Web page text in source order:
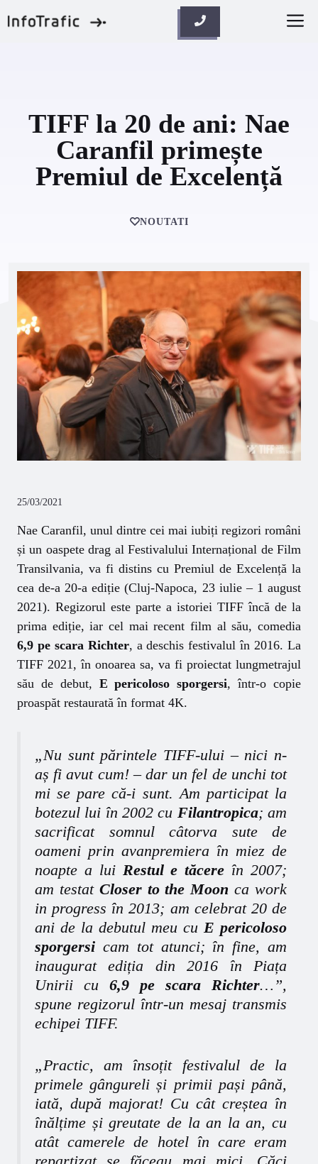
to
TIFF la 20 de ani: Nae
Caranfil primește
Premiul de Excelență
NOUTATI
25/03/2021
Nae Caranfil, unul dintre cei mai iubiți regizori români
și un oaspete drag al Festivalului Internațional de Film
Transilvania, va fi distins cu Premiul de Excelență la
cea de-a 20-a ediție (Cluj-Napoca, 23 iulie – 1 august
2021). Regizorul este parte a istoriei TIFF încă de la
prima ediție, iar cel mai recent film al său, comedia
6,9 pe scara Richter, a deschis festivalul în 2016. La
TIFF 2021, în onoarea sa, va fi proiectat lungmetrajul
său de debut, E pericoloso sporgersi, într-o copie
proaspăt restaurată în format 4K.
„ Nu sunt părintele TIFF-ului – nici n-
aș fi avut cum! – dar un fel de unchi tot
mi se pare că-i sunt. Am participat la
botezul lui în 2002 cu Filantropica; am
sacrificat somnul câtorva sute de
oameni prin avanpremiera în miez de
noapte a lui Restul e tăcere în 2007;
am testat Closer to the Moon cawork
in progress în 2013; am celebrat 20 de
ani de la debutul meu cu E pericoloso
sporgersi cam tot atunci; în fine, am
inaugurat ediția din 2016 în Piața
Unirii cu 6,9 pe scara Richter…”,
spune regizorul într-un mesaj transmis
echipei TIFF.
„Practic, am însoțit festivalul de la
primele gângureli și primii pași până,
iată, după majorat! Cu cât creștea în
înălțime și greutate de la an la an, cu
atât camerele de hotel în care eram